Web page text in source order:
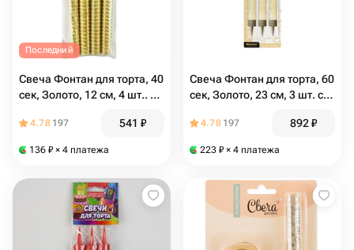
Последний
Свеча Фонтан для торта, 40
сек, Золото, 12 см, 4 шт.. с
4.78 197 541 ₽
136 ₽ × 4 платежа
Свеча Фонтан для торта, 60
сек, Золото, 23 см, 3 шт. с
4.78 197 892₽
223 ₽ × 4 платежа